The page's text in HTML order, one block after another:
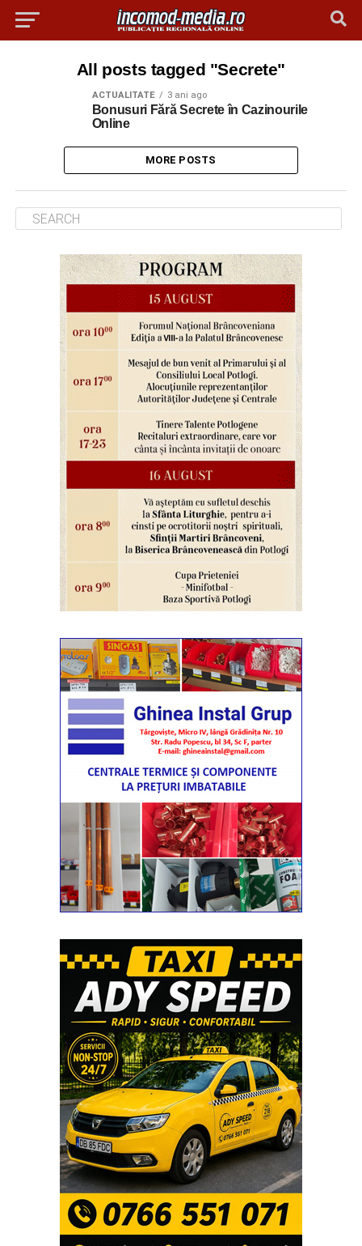
All posts tagged "Secrete"
ACTUALITATE 3 ani ago
Bonusuri Fără Secrete în Cazinourile
Online
MORE POSTS